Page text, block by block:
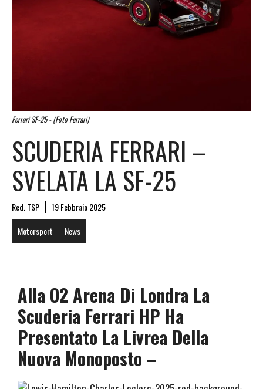
SCUDERIA FERRARI –
SVELATA LA SF-25
Red. TSP
19 Febbraio 2025
Motorsport
News
Ferrari SF-25 - (Foto Ferrari)
Alla O2 Arena Di Londra La
Scuderia Ferrari HP Ha
Presentato La Livrea Della
Nuova Monoposto –